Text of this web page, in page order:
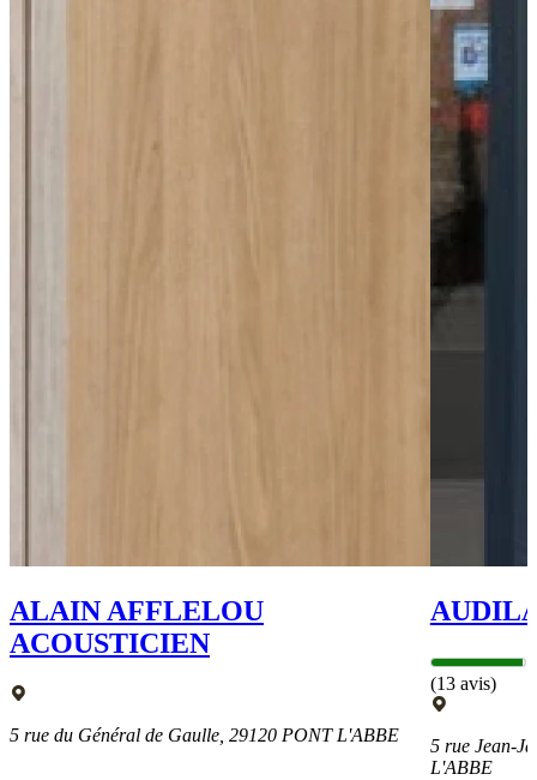
ALAIN AFFLELOU
ACOUSTICIEN
5 rue du Général de Gaulle, 29120 PONT L'ABBE
(13 avis)
5 rue Jean-
L'ABBE